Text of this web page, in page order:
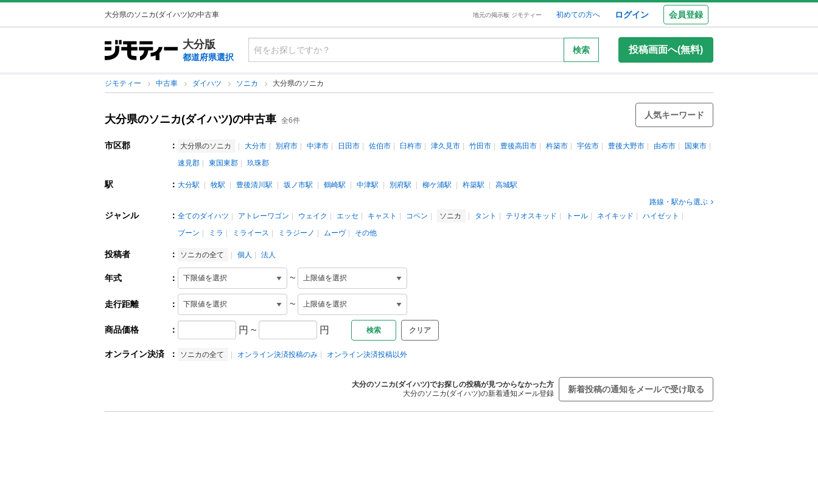
大分県のソニカ(ダイハツ)の中古車 地元の掲示板 ジモティー 初めての方へ ログイン 会員登録
大分版
都道府県選択
検索 投稿画面へ(無料)
ジモティー 中古車 ダイハツ ソニカ 大分県のソニカ
大分県のソニカ(ダイハツ)の中古車 全6件
人気キーワード
市区郡 ： 大分県のソニカ 大分市 別府市 中津市 日田市 佐伯市 臼杵市 津久見市 竹田市 豊後高田市 杵築市 宇佐市 豊後大野市 由布市
国東市
速見郡
東国東郡 玖珠郡
駅 ： 大分駅 牧駅 豊後清川駅 坂ノ市駅 鶴崎駅 中津駅 別府駅 柳ケ浦駅 杵築駅
高城駅
路線・駅から選ぶ
ジャンル ： 全てのダイハツ アトレーワゴン ウェイク エッセ キャスト コペン ソニカ タント テリオスキッド トール ネイキッド
ハイゼット
ブーン
ミラ ミライース ミラジーノ ムーヴ その他
投稿者 ： ソニカの全て 個人 法人
年式 ： ~
走行距離 ： ~
商品価格 ： 円 ~ 円 クリア
オンライン決済 ： ソニカの全て オンライン決済投稿のみ オンライン決済投稿以外
大分のソニカ(ダイハツ)でお探しの投稿が見つからなかった方
大分のソニカ(ダイハツ)の新着通知メール登録
新着投稿の通知をメールで受け取る